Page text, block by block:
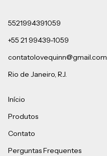
5521994391059
+55 21 99439-1059
contatolovequinn@gmail.com
Rio de Janeiro, RJ.
Início
Produtos
Contato
Perguntas Frequentes